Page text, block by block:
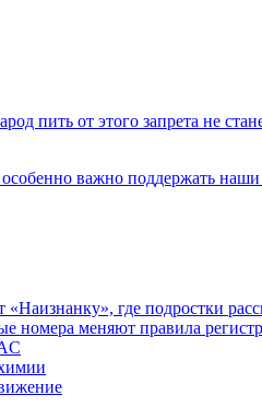
пить от этого запрета не
особенно важно поддержать
«Наизнанку», где подростки
номера меняют правила